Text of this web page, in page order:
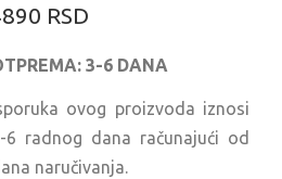
RSD
3-6 DANA
ovog proizvoda iznosi
6 radnog dana računajući od
naručivanja.